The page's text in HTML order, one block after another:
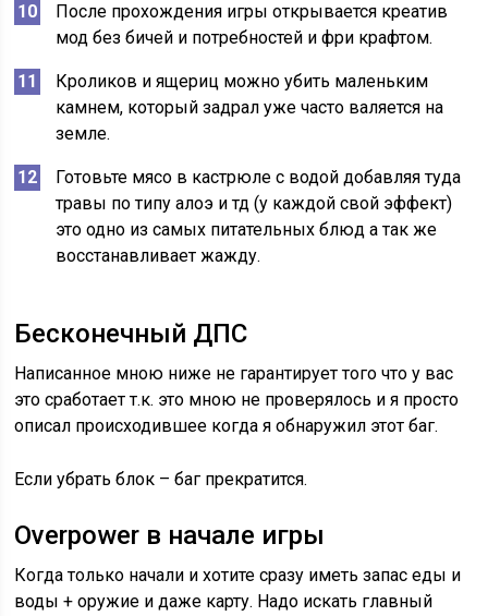
После прохождения игры открывается креатив
мод без бичей и потребностей и фри крафтом.
Кроликов и ящериц можно убить маленьким
камнем, который задрал уже часто валяется на
земле.
Готовьте мясо в кастрюле с водой добавляя туда
травы по типу алоэ и тд (у каждой свой эффект)
это одно из самых питательных блюд а так же
восстанавливает жажду.
Бесконечный ДПС
Написанное мною ниже не гарантирует того что у вас
это сработает т.к. это мною не проверялось и я просто
описал происходившее когда я обнаружил этот баг.
Если убрать блок – баг прекратится.
Overpower в начале игры
Когда только начали и хотите сразу иметь запас еды и
воды + оружие и даже карту. Надо искать главный